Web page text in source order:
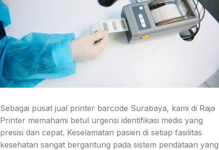
Sebagai pusat jual printer barcode Surabaya, kami di Raja
Printer memahami betul urgensi identifikasi medis yang
presisi dan cepat. Keselamatan pasien di setiap fasilitas
kesehatan sangat bergantung pada sistem pendataan yang